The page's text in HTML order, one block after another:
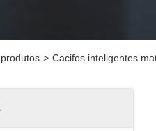
produtos > Cacifos inteligentes